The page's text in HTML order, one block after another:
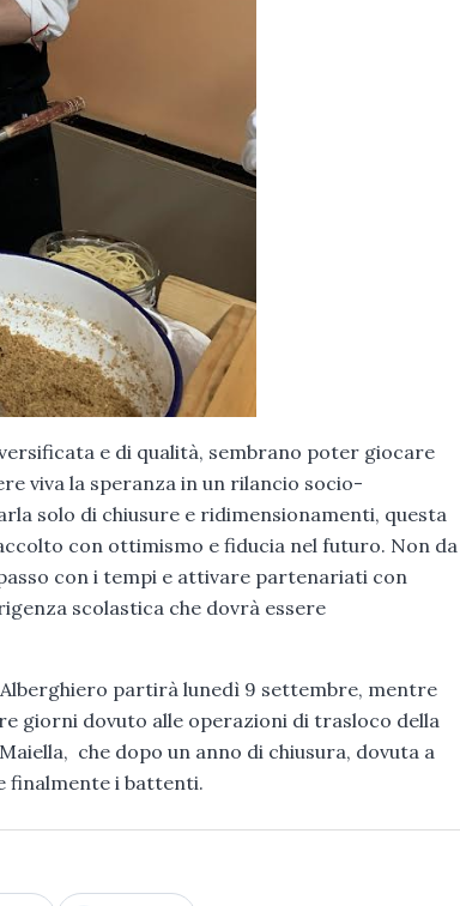
e di qualità, sembrano poter giocare
viva la speranza in un rilancio socio-
solo di chiusure e ridimensionamenti, questa
con ottimismo e fiducia nel futuro. Non da
con i tempi e attivare partenariati con
scolastica che dovrà essere
partirà lunedì 9 settembre, mentre
giorni dovuto alle operazioni di trasloco della
che dopo un anno di chiusura, dovuta a
finalmente i battenti.